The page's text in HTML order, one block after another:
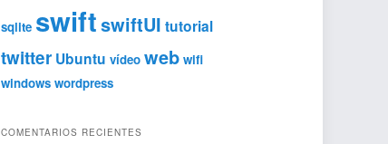
sqlite swiftswiftUI tutorial
twitter Ubuntu vídeo web wifi
windows wordpress
COMENTARIOS RECIENTES